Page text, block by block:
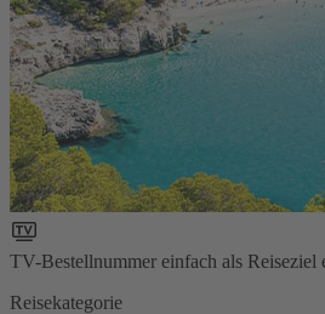
TV-Bestellnummer einfach als Reiseziel
Reisekategorie